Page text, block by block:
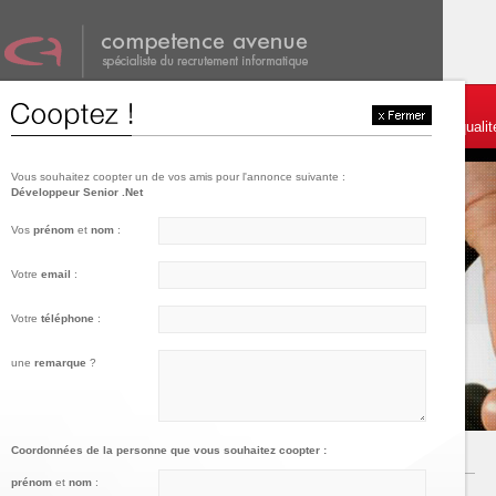
001
Témoignages et services
003
Charte de
Vous souhaitez coopter un de vos amis pour l'annonce suivante :
Développeur Senior .Net
Vos prénom et nom :
Votre email :
Votre téléphone :
une remarque ?
Coordonnées de la personne que vous souhaitez coopter :
prénom et nom :